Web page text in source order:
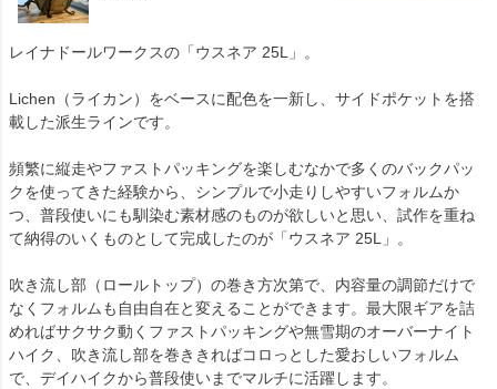
レイナドールワークスの「ウスネア 25L」。
Lichen（ライカン）をベースに配色を一新し、サイドポケットを搭
載した派生ラインです。
頻繁に縦走やファストパッキングを楽しむなかで多くのバックパッ
クを使ってきた経験から、シンプルで小走りしやすいフォルムか
つ、普段使いにも馴染む素材感のものが欲しいと思い、試作を重ね
て納得のいくものとして完成したのが「ウスネア 25L」。
吹き流し部（ロールトップ）の巻き方次第で、内容量の調節だけで
なくフォルムも自由自在と変えることができます。最大限ギアを詰
めればサクサク動くファストパッキングや無雪期のオーバーナイト
ハイク、吹き流し部を巻ききればコロっとした愛おしいフォルム
で、デイハイクから普段使いまでマルチに活躍します。